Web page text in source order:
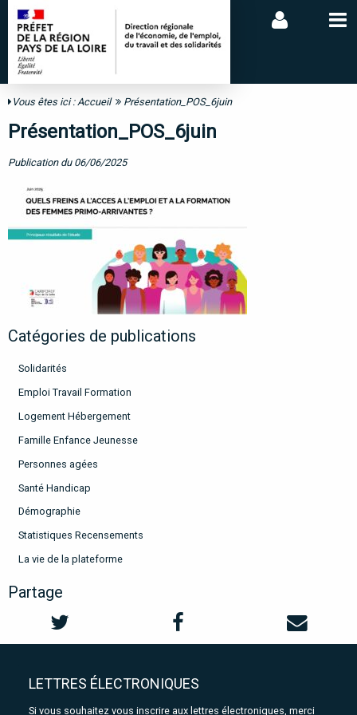
Vous êtes ici :Accueil Présentation_POS_6juin
Présentation_POS_6juin
Publication du 06/06/2025
Catégories de publications
Solidarités
Emploi Travail Formation
Logement Hébergement
Famille Enfance Jeunesse
Personnes agées
Santé Handicap
Démographie
Statistiques Recensements
La vie de la plateforme
Partage
LETTRES ÉLECTRONIQUES
Si vous souhaitez vous inscrire aux lettres électroniques, merci